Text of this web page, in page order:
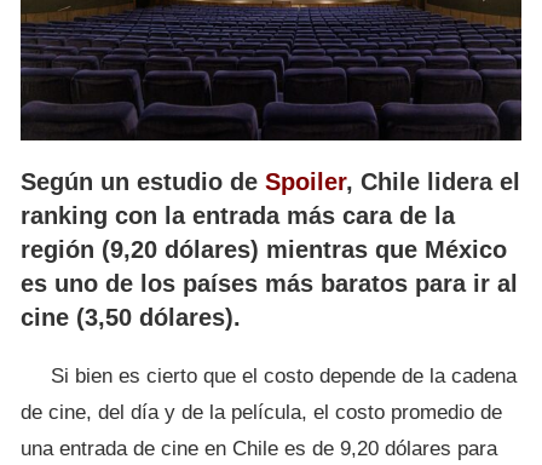
Según un estudio de Spoiler, Chile lidera el
ranking con la entrada más cara de la
región (9,20 dólares) mientras que México
es uno de los países más baratos para ir al
cine (3,50 dólares).
Si bien es cierto que el costo depende de la cadena
de cine, del día y de la película, el costo promedio de
una entrada de cine en Chile es de 9,20 dólares para